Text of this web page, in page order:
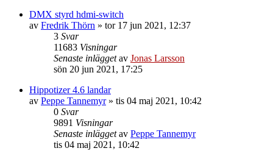
DMX styrd hdmi-switch
av Fredrik Thörn » tor 17 jun 2021, 12:37
3 Svar
11683 Visningar
Senaste inläggetav Jonas Larsson
sön 20 jun 2021, 17:25
Hippotizer 4.6 landar
av Peppe Tannemyr» tis 04 maj 2021, 10:42
0 Svar
9891 Visningar
Senaste inläggetav Peppe Tannemyr
tis 04 maj 2021, 10:42